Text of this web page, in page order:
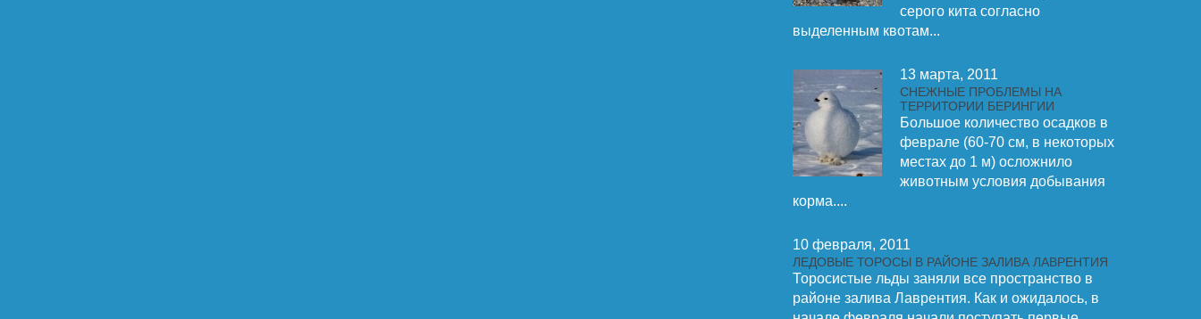
серого кита согласно
выделенным квотам...
13 марта, 2011
СНЕЖНЫЕ ПРОБЛЕМЫ НА
ТЕРРИТОРИИ БЕРИНГИИ
Большое количество осадков в
феврале (60-70 см, в некоторых
местах до 1 м) осложнило
животным условия добывания
корма....
10 февраля, 2011
ЛЕДОВЫЕ ТОРОСЫ В РАЙОНЕ ЗАЛИВА ЛАВРЕНТИЯ
Торосистые льды заняли все пространство в
районе залива Лаврентия. Как и ожидалось, в